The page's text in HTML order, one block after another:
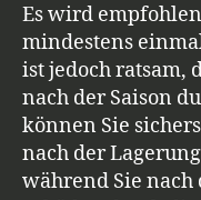
Es wird
mindestens
ist jedoch ratsam,
nach der Saison
können Sie
nach der
während Sie nach